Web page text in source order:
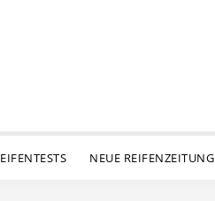
NEUE REIFENZEITUNG